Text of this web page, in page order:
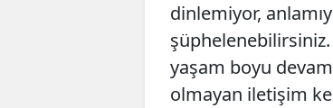
dinlemiyor,
şüphelenebilirsiniz.
yaşam boyu
olmayan iletişim